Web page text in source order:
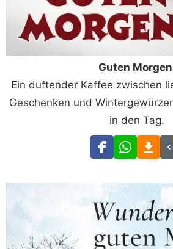
Guten
Ein duftender Kaffee zwischen
Geschenken und
in den Tag.